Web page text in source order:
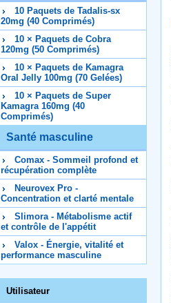
10 Paquets de Tadalis-sx
20mg (40 Comprimés)
10 × Paquets de Cobra
120mg (50 Comprimés)
10 × Paquets de Kamagra
Oral Jelly 100mg (70 Gelées)
10 × Paquets de Super
Kamagra 160mg (40
Comprimés)
Santé masculine
Comax - Sommeil profond et
récupération complète
Neurovex Pro -
Concentration et clarté mentale
Slimora - Métabolisme actif
et contrôle de l'appétit
Valox - Énergie, vitalité et
performance masculine
Utilisateur